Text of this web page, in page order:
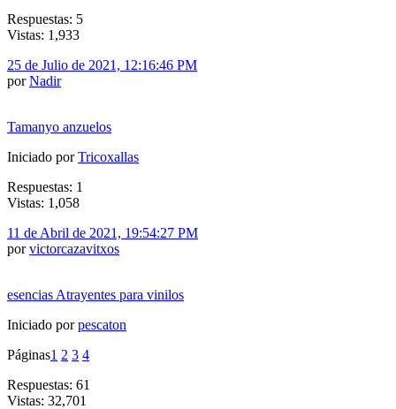
Respuestas: 5
Vistas: 1,933
25 de Julio de 2021, 12:16:46 PM
porNadir
Tamanyo anzuelos
Iniciado porTricoxallas
Respuestas: 1
Vistas: 1,058
11 de Abril de 2021, 19:54:27 PM
porvictorcazavitxos
esencias Atrayentes para vinilos
Iniciado porpescaton
Páginas1 2 3 4
Respuestas: 61
Vistas: 32,701